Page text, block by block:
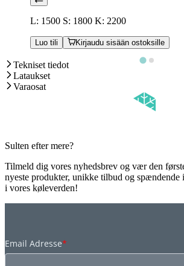
L: 1500 S: 1800 K: 2200
Luo tili Kirjaudu sisään ostoksille
Tekniset tiedot
Lataukset
Varaosat
Sulten efter mere?
Tilmeld dig vores nyhedsbrev og vær den
nyeste produkter, unikke tilbud og spændende
i vores køleverden!
Email Adresse*